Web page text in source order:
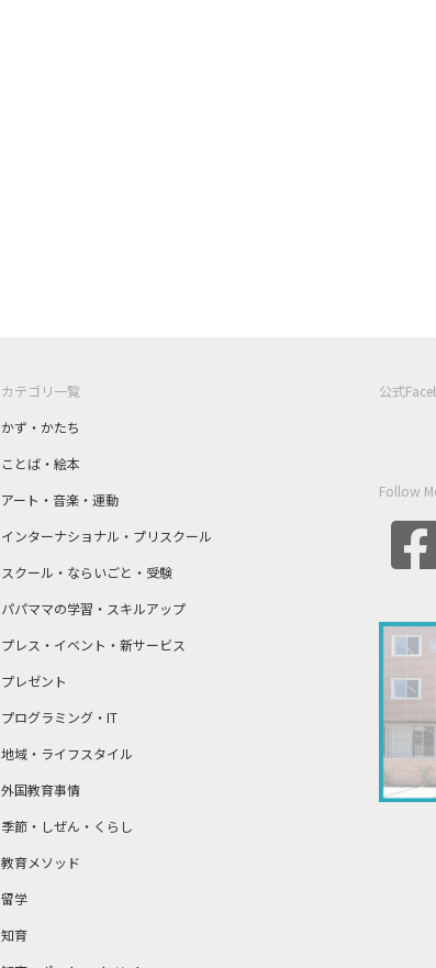
カテゴリ一覧
かず・かたち
ことば・絵本
アート・音楽・運動
インターナショナル・プリスクール
スクール・ならいごと・受験
パパママの学習・スキルアップ
プレス・イベント・新サービス
プレゼント
プログラミング・IT
地域・ライフスタイル
外国教育事情
季節・しぜん・くらし
教育メソッド
留学
知育
公式
Follow